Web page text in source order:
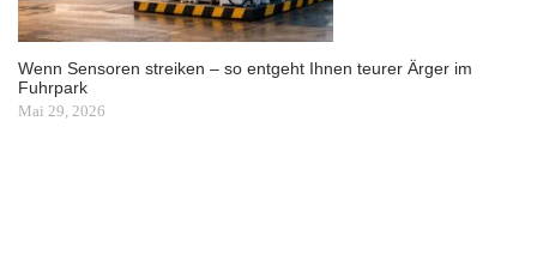
Wenn Sensoren streiken – so entgeht Ihnen teurer Ärger im
Fuhrpark
Mai 29, 2026